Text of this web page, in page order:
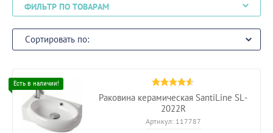
ФИЛЬТР ПО ТОВАРАМ
Сортировать по:
Раковина керамическая SantiLine SL-
2022R
Артикул:117787